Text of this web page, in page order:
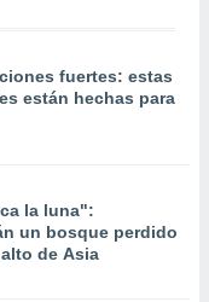
fuertes: estas
están hechas para
la luna":
un bosque perdido
de Asia